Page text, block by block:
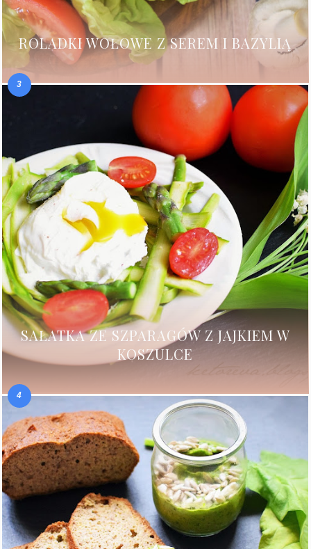
ROLADKI WOŁOWE Z SEREM I BAZYLIĄ
SAŁATKA ZE SZPARAGÓW Z JAJKIEM W
KOSZULCE